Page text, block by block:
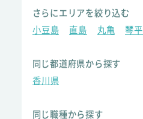
さらにエリアを絞り込む
小豆島
直島 丸亀 琴平
同じ都道府県から探す
香川県
同じ職種から探す